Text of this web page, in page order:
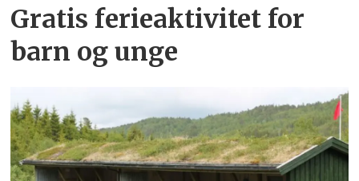
Gratis ferieaktivitet for
barn og unge